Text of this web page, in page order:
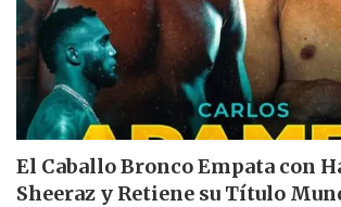
El Caballo Bronco Empata con
Sheeraz y Retiene su Título